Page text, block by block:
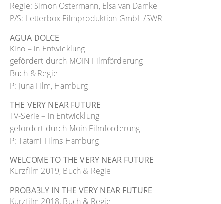
Regie: Simon Ostermann, Elsa van Damke
P/S: Letterbox Filmproduktion GmbH/SWR
AGUA DOLCE
Kino – in Entwicklung
gefördert durch MOIN Filmförderung
Buch & Regie
P: Juna Film, Hamburg
THE VERY NEAR FUTURE
TV-Serie – in Entwicklung
gefördert durch Moin Filmförderung
P: Tatami Films Hamburg
WELCOME TO THE VERY NEAR FUTURE
Kurzfilm 2019, Buch & Regie
PROBABLY IN THE VERY NEAR FUTURE
Kurzfilm 2018, Buch & Regie